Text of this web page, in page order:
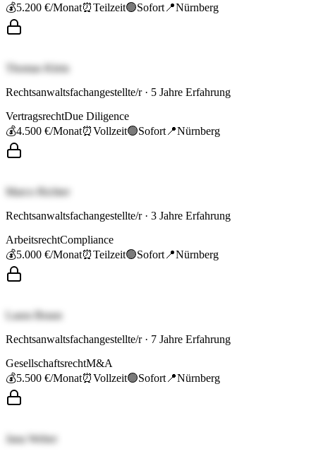
💰5.200 €/Monat⏰Teilzeit🟢Sofort 📍Nürnberg
Thomas Klein
Rechtsanwaltsfachangestellte/r· 5 Jahre Erfahrung
VertragsrechtDue Diligence
💰4.500 €/Monat⏰Vollzeit🟢Sofort 📍Nürnberg
Marco Richter
Rechtsanwaltsfachangestellte/r· 3 Jahre Erfahrung
ArbeitsrechtCompliance
💰5.000 €/Monat⏰Teilzeit🟢Sofort 📍Nürnberg
Laura Braun
Rechtsanwaltsfachangestellte/r· 7 Jahre Erfahrung
GesellschaftsrechtM&A
💰5.500 €/Monat⏰Vollzeit🟢Sofort 📍Nürnberg
Jana Weber